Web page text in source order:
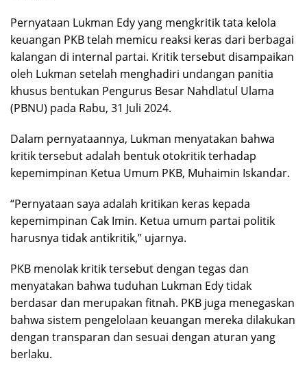
Pernyataan Lukman Edy yang mengkritik tata kelola
keuangan PKB telah memicu reaksi keras dari berbagai
kalangan di internal partai. Kritik tersebut disampaikan
oleh Lukman setelah menghadiri undangan panitia
khusus bentukan Pengurus Besar Nahdlatul Ulama
(PBNU) pada Rabu, 31 Juli 2024.
Dalam pernyataannya, Lukman menyatakan bahwa
kritik tersebut adalah bentuk otokritik terhadap
kepemimpinan Ketua Umum PKB, Muhaimin Iskandar.
“Pernyataan saya adalah kritikan keras kepada
kepemimpinan Cak Imin. Ketua umum partai politik
harusnya tidak antikritik,” ujarnya.
PKB menolak kritik tersebut dengan tegas dan
menyatakan bahwa tuduhan Lukman Edy tidak
berdasar dan merupakan fitnah. PKB juga menegaskan
bahwa sistem pengelolaan keuangan mereka dilakukan
dengan transparan dan sesuai dengan aturan yang
berlaku.